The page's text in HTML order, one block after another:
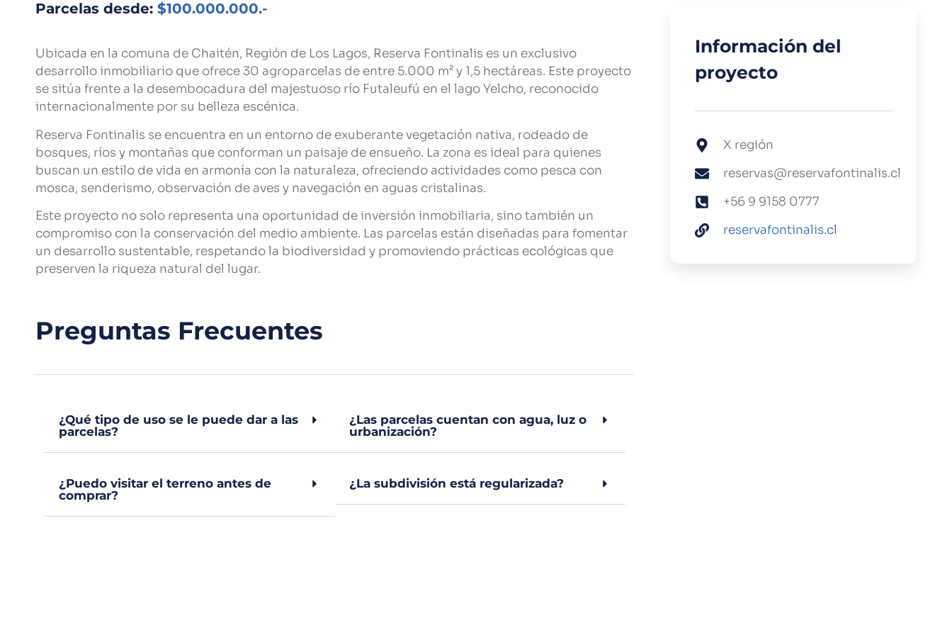
Parcelas desde: $100.000.000.-
Ubicada en la comuna de Chaitén, Región de Los Lagos, Reserva Fontinalis es un exclusivo
desarrollo inmobiliario que ofrece 30 agroparcelas de entre 5.000 m² y 1,5 hectáreas. Este proyecto
se sitúa frente a la desembocadura del majestuoso río Futaleufú en el lago Yelcho, reconocido
internacionalmente por su belleza escénica.
Reserva Fontinalis se encuentra en un entorno de exuberante vegetación nativa, rodeado de
bosques, ríos y montañas que conforman un paisaje de ensueño. La zona es ideal para quienes
buscan un estilo de vida en armonía con la naturaleza, ofreciendo actividades como pesca con
mosca, senderismo, observación de aves y navegación en aguas cristalinas.
Este proyecto no solo representa una oportunidad de inversión inmobiliaria, sino también un
compromiso con la conservación del medio ambiente. Las parcelas están diseñadas para fomentar
un desarrollo sustentable, respetando la biodiversidad y promoviendo prácticas ecológicas que
preserven la riqueza natural del lugar.
Preguntas Frecuentes
¿Qué tipo de uso se le puede dar a las
parcelas?
¿Puedo visitar el terreno antes de
comprar?
¿Las parcelas cuentan con agua, luz o
urbanización?
¿La subdivisión está regularizada?
Información del
proyecto
X región
reservas@reservafontinalis.cl
+56 9 9158 0777
reservafontinalis.cl